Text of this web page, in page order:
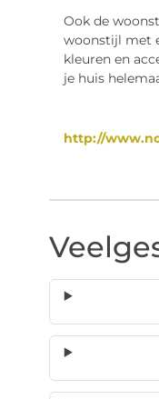
Ook de
woonstijl met
kleuren en
je huis
http://